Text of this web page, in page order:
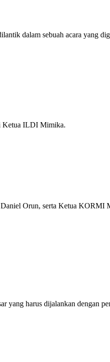
dalam sebuah acara yang
Ketua ILDI Mimika.
Orun, serta Ketua KORMI
yang harus dijalankan dengan